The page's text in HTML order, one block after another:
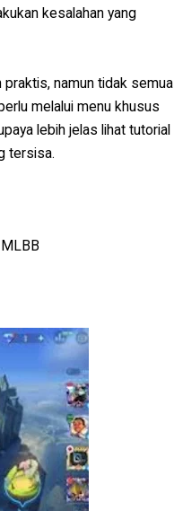
kesalahan yang
namun tidak semua
melalui menu khusus
lebih jelas lihat tutorial
tersisa.